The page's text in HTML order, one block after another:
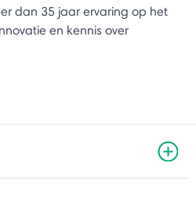
dan 35 jaar ervaring op het
en kennis over